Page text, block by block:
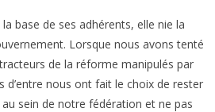
base de ses adhérents, elle nie la
Lorsque nous avons tenté
de la réforme manipulés par
nous ont fait le choix de rester
sein de notre fédération et ne pas